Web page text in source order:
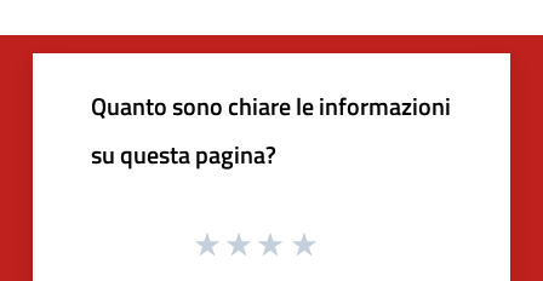
Quanto sono chiare le informazioni
su questa pagina?